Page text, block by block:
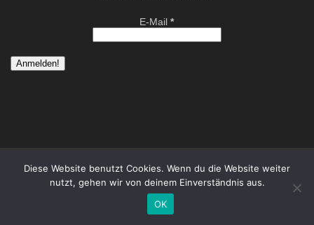
E-Mail*
copyright by kati von schwerin | contemporary artist berlin . all
rights reserved. |Datenschutzerklärung|Impressum
Diese Website benutzt Cookies. Wenn du die Website weiter
nutzt, gehen wir von deinem Einverständnis aus.
OK